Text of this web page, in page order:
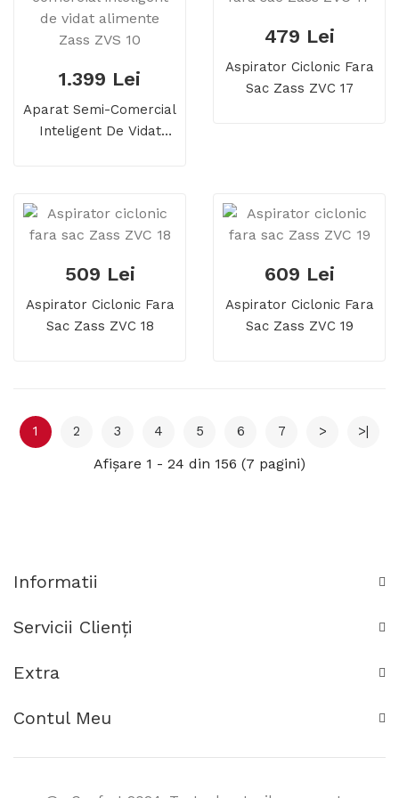
1.399 Lei
Aparat Semi-Comercial
Inteligent De Vidat
479 Lei
Aspirator Ciclonic Fara
Sac Zass ZVC 17
509 Lei
Aspirator Ciclonic Fara
Sac Zass ZVC 18
609 Lei
Aspirator Ciclonic Fara
Sac Zass ZVC 19
1 2 3 4 5 6 7 > >|
Afişare 1 - 24 din 156 (7 pagini)
Informatii
Servicii Clienţi
Extra
Contul Meu